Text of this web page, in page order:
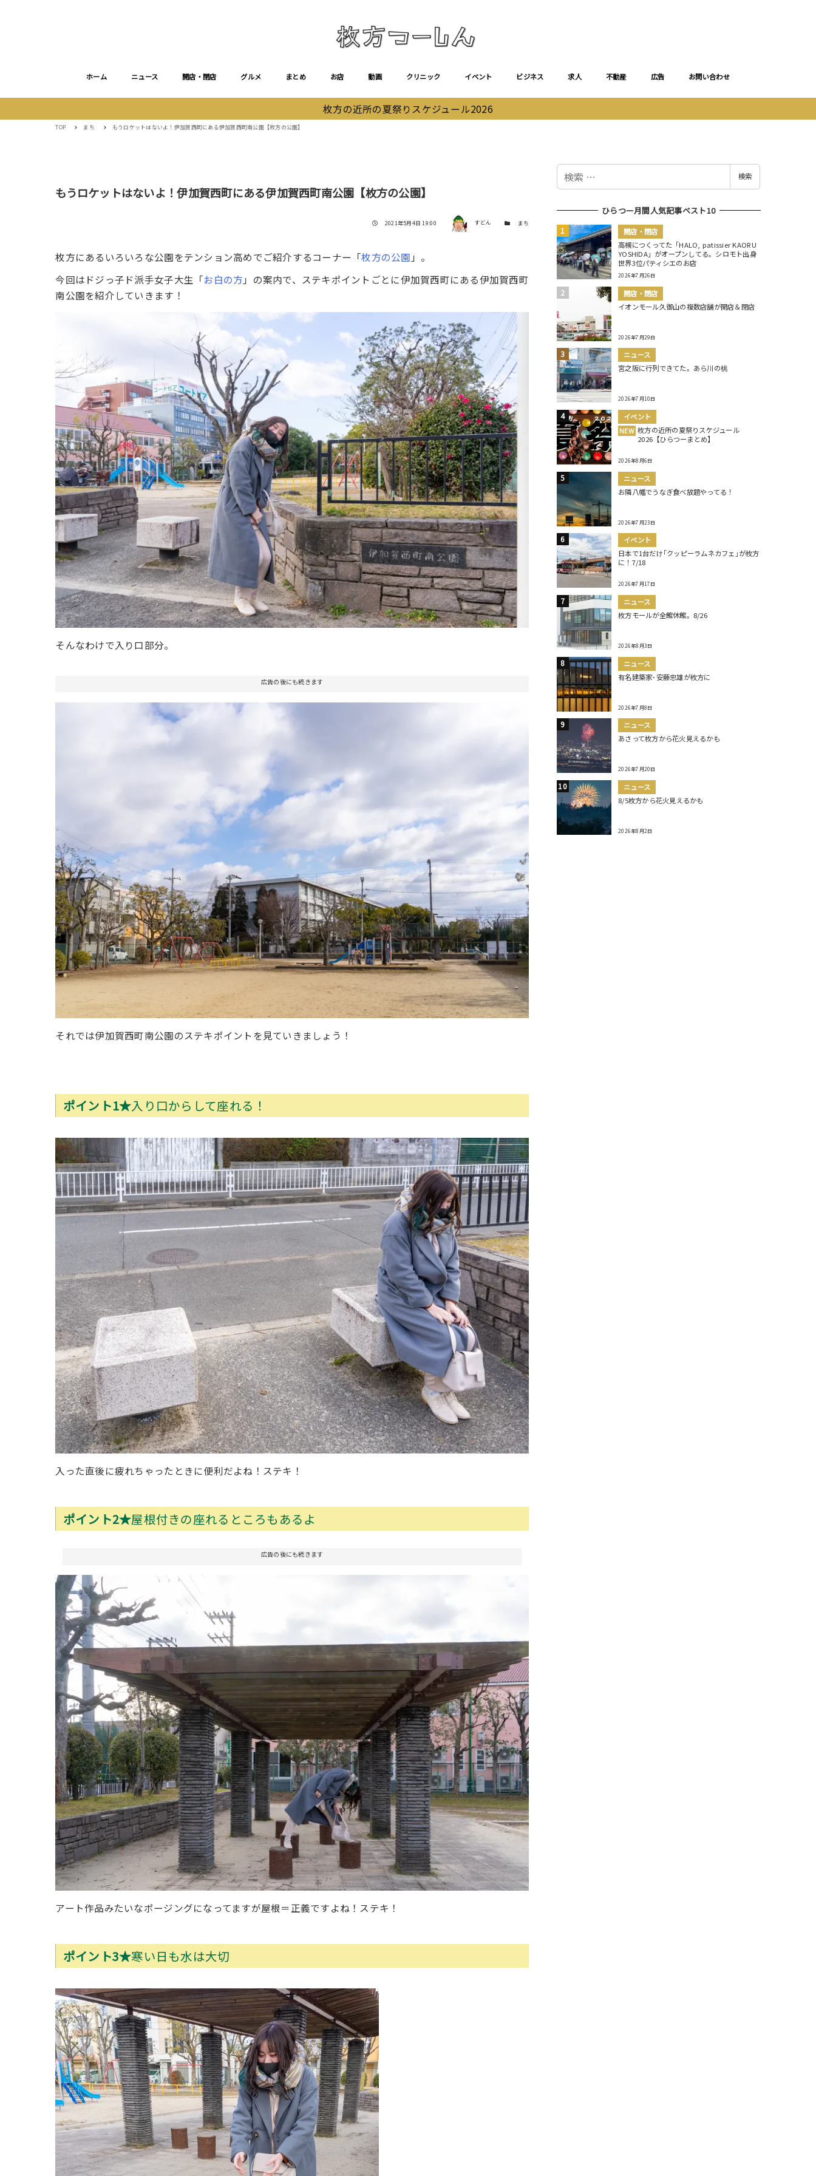
ホーム ニュース 開店・閉店 グルメ まとめ お店 動画 クリニック イベント ビジネス 求人 不動産 広告 お問い合わせ
枚方の近所の夏祭りスケジュール2026
TOP まち もうロケットはないよ！伊加賀西町にある伊加賀西町南公園【枚方の公園】
もうロケットはないよ！伊加賀西町にある伊加賀西町南公園【枚方の公園】
投稿日
2021年5月4日 19:00 著者 すどん カテゴリー
まち
枚方にあるいろいろな公園をテンション高めでご紹介するコーナー「枚方の公園 」。
今回はドジっ子ド派手女子大生「お白の方 」の案内で、ステキポイントごとに伊加賀西町にある伊加賀西町
南公園を紹介していきます！
そんなわけで入り口部分。
広告の後にも続きます
それでは伊加賀西町南公園のステキポイントを見ていきましょう！
ポイント1★入り口からして座れる！
入った直後に疲れちゃったときに便利だよね！ステキ！
ポイント2★屋根付きの座れるところもあるよ
広告の後にも続きます
アート作品みたいなポージングになってますが屋根＝正義ですよね！ステキ！
ポイント3★寒い日も水は大切
検
検索
ひらつー月間人気記事ベスト10
開店・閉店
高槻につくってた「HALO, patissier KAORU
YOSHIDA」がオープンしてる。シロモト出身
世界3位パティシエのお店
2026年7月26日
開店・閉店
イオンモール久御山の複数店舗が開店＆閉店
2026年7月29日
ニュース
宮之阪に行列できてた。あら川の桃
2026年7月10日
イベント
NEW 枚方の近所の夏祭りスケジュール
2026【ひらつーまとめ】
2026年8月6日
ニュース
お隣八幡でうなぎ食べ放題やってる！
2026年7月23日
イベント
日本で1台だけ｢クッピーラムネカフェ｣が枚方
に！7/18
2026年7月17日
ニュース
枚方モールが全館休館。8/26
2026年8月3日
ニュース
有名建築家･安藤忠雄が枚方に
2026年7月8日
ニュース
あさって枚方から花火見えるかも
2026年7月20日
ニュース
8/5枚方から花火見えるかも
2026年8月2日